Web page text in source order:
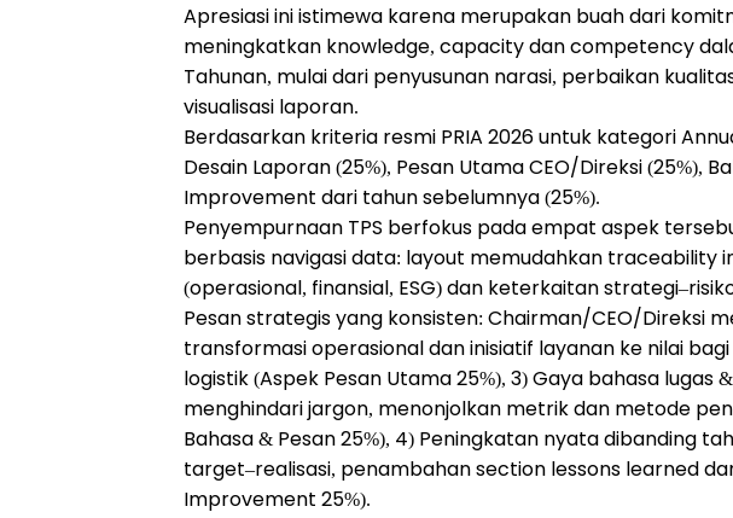
Apresiasi ini istimewa karena merupakan buah dari
meningkatkan knowledge, capacity dan competency
Tahunan, mulai dari penyusunan narasi, perbaikan
visualisasi laporan.
Berdasarkan kriteria resmi PRIA 2026 untuk kategori
Desain Laporan (25%), Pesan Utama CEO/Direksi (25%),
Improvement dari tahun sebelumnya (25%).
Penyempurnaan TPS berfokus pada empat aspek
berbasis navigasi data: layout memudahkan traceability
(operasional, finansial, ESG) dan keterkaitan
Pesan strategis yang konsisten: Chairman/CEO/Direksi
transformasi operasional dan inisiatif layanan ke nilai
logistik (Aspek Pesan Utama 25%), 3) Gaya bahasa lugas
menghindari jargon, menonjolkan metrik dan metode
Bahasa & Pesan 25%), 4) Peningkatan nyata dibanding
target–realisasi, penambahan section lessons learned
Improvement 25%).